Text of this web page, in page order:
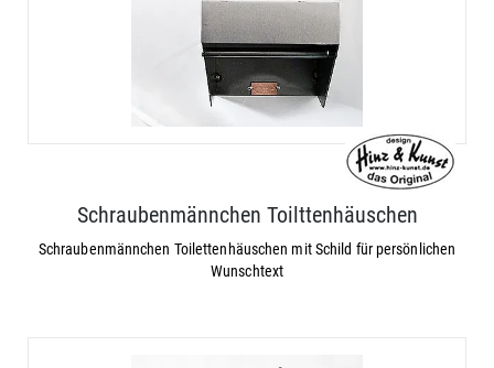
Schraubenmännchen Toilttenhäuschen
Schraubenmännchen Toilettenhäuschen mit Schild für persönlichen
Wunschtext